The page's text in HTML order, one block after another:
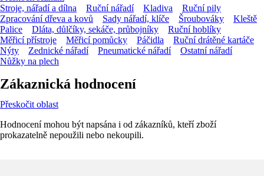
Stroje, nářadí a dílna
Ruční nářadí Kladiva
Ruční pily
Zpracování dřeva a kovů
Sady nářadí, klíče Šroubováky
Kleště
Palice
Dláta, důlčíky, sekáče, průbojníky
Ruční hoblíky
Měřicí přístroje
Měřicí pomůcky Páčidla
Ruční drátěné kartáče
Nýty
Zednické nářadí Pneumatické nářadí
Ostatní nářadí
Nůžky na plech
Zákaznická hodnocení
Přeskočit oblast
Hodnocení mohou být napsána i od zákazníků, kteří zboží
prokazatelně nepoužili nebo nekoupili.